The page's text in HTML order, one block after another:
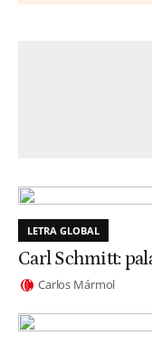
LETRA GLOBAL
Carl Schmitt:
Carlos Mármol